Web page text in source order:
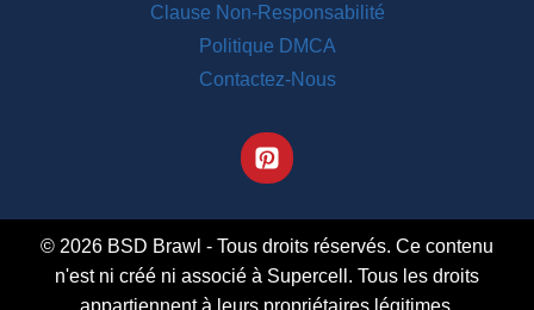
Clause Non-Responsabilité
Politique DMCA
Contactez-Nous
© 2026 BSD Brawl - Tous droits réservés. Ce contenu
n'est ni créé ni associé à Supercell. Tous les droits
appartiennent à leurs propriétaires légitimes.